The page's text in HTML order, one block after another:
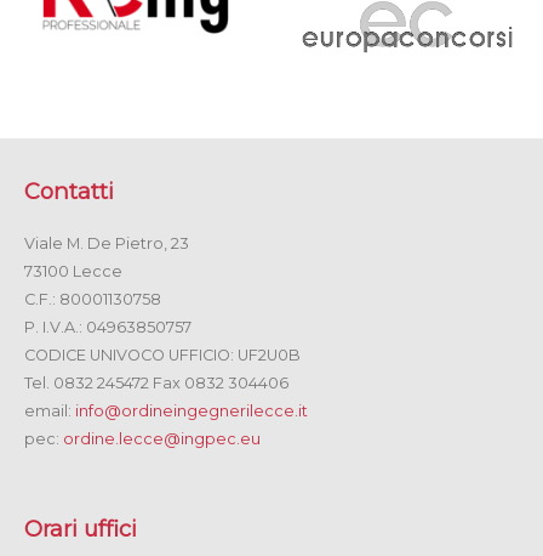
Contatti
Viale M. De Pietro, 23
73100 Lecce
C.F.: 80001130758
P. I.V.A.: 04963850757
CODICE UNIVOCO UFFICIO: UF2U0B
Tel. 0832 245472 Fax 0832 304406
email: info@ordineingegnerilecce.it
pec: ordine.lecce@ingpec.eu
Orari uffici